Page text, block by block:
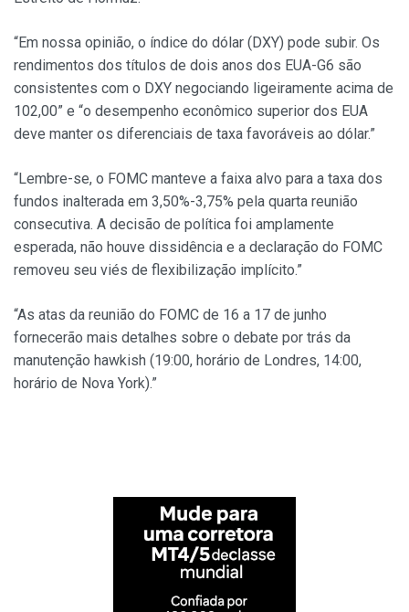
“Em nossa opinião, o índice do dólar (DXY) pode subir. Os
rendimentos dos títulos de dois anos dos EUA-G6 são
consistentes com o DXY negociando ligeiramente acima de
102,00” e “o desempenho econômico superior dos EUA
deve manter os diferenciais de taxa favoráveis ao dólar.”
“Lembre-se, o FOMC manteve a faixa alvo para a taxa dos
fundos inalterada em 3,50%-3,75% pela quarta reunião
consecutiva. A decisão de política foi amplamente
esperada, não houve dissidência e a declaração do FOMC
removeu seu viés de flexibilização implícito.”
“As atas da reunião do FOMC de 16 a 17 de junho
fornecerão mais detalhes sobre o debate por trás da
manutenção hawkish (19:00, horário de Londres, 14:00,
horário de Nova York).”